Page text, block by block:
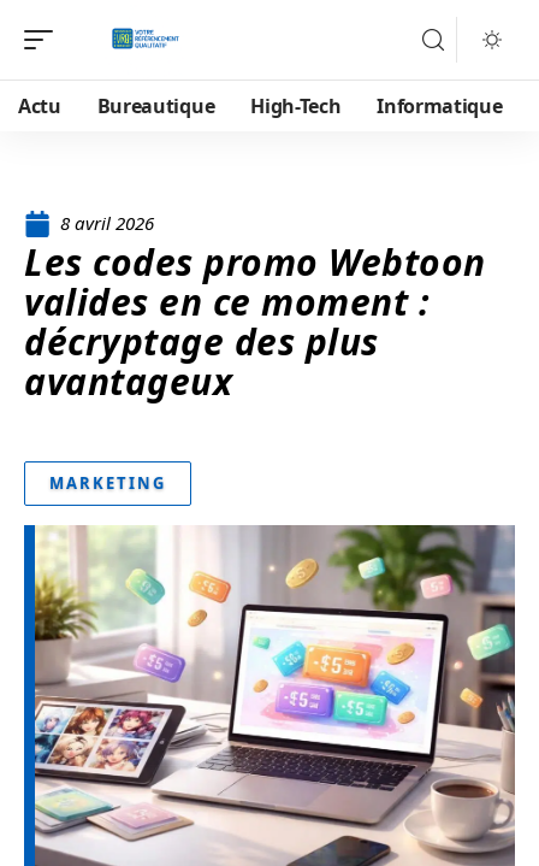
Actu Bureautique High-Tech Informatique
8 avril 2026
Les codes promo Webtoon
valides en ce moment :
décryptage des plus
avantageux
MARKETING